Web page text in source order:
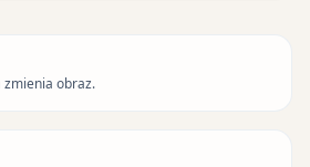
zmienia obraz.